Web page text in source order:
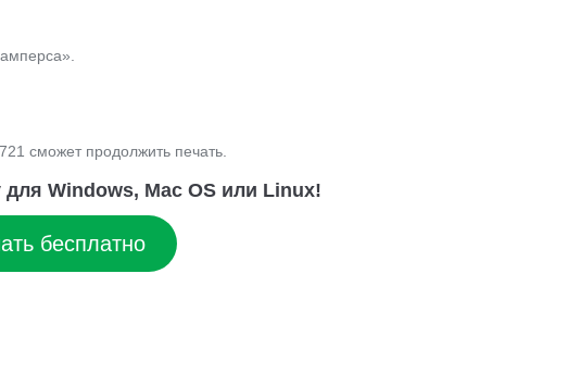
сможет продолжить печать.
Windows, Mac OS или Linux!
бесплатно